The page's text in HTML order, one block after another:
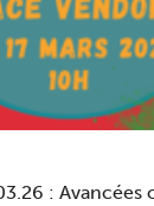
: Avancées